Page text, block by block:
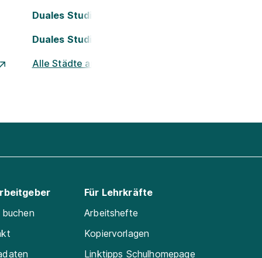
Duales Studium Köln
Duales Studium Nürnberg
Alle Städte ansehen
Für Lehrkräfte
Arbeitshefte
Kopiervorlagen
Linktipps Schulhomepage